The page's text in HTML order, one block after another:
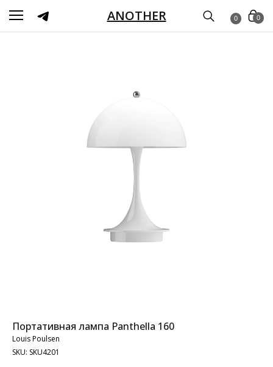
0 0
ANOTHER
Портативная лампа Panthella 160
Louis Poulsen
SKU: SKU4201